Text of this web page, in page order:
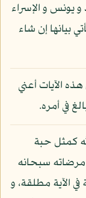
هود و يونس و الإسراء
بيانها إن شاء
الآيات أعني
في أمره.
كمثل حبة
مرضاته سبحانه
الآية مطلقة، و